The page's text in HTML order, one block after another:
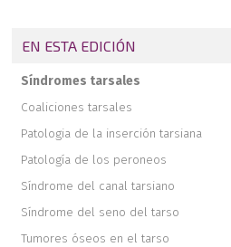
EN ESTA EDICIÓN
Síndromes tarsales
Coaliciones tarsales
Patologia de la inserción tarsiana
Patología de los peroneos
Síndrome del canal tarsiano
Síndrome del seno del tarso
Tumores óseos en el tarso